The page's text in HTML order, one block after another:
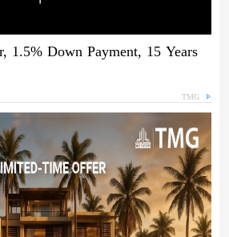
1.5% Down Payment, 15 Years
TMG